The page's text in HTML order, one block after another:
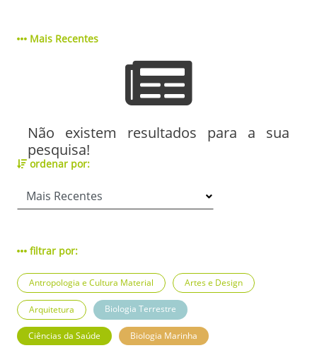
Mais Recentes
Não existem resultados para a sua
pesquisa!
ordenar por:
filtrar por:
Antropologia e Cultura Material Artes e Design
Arquitetura Biologia Terrestre
Ciências da Saúde Biologia Marinha